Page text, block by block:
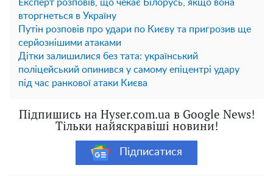
Експерт розповів, що чекає Білорусь, якщо вона
вторгнеться в Україну
Путін розповів про удари по Києву та пригрозив ще
серйознішими атаками
Дітки залишилися без тата: український
поліцейський опинився у самому епіцентрі удару
під час ранкової атаки Києва
Підпишись на Hyser.com.ua в Google News!
Тільки найяскравіші новини!
Підписатися